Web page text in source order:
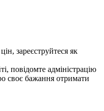
зареєструйтеся як
повідомте адміністрацію
своє бажання отримати